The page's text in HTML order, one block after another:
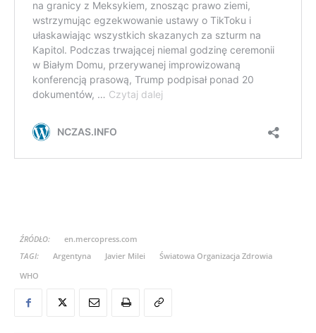
ŹRÓDŁO:
en.mercopress.com
TAGI:
Argentyna Javier Milei
Światowa Organizacja Zdrowia
WHO